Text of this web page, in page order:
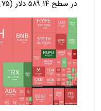
در سطح ۵۸۹.۱۴ دلار (۲.۷۵درصد کاهش) قرار دارد.